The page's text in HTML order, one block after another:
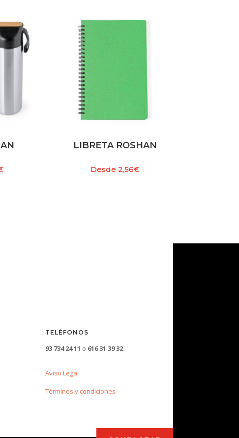
LIBRETA ROSHAN
Desde2,56€
TELÉFONOS
93 734 24 11 o 616 31 39 32
Aviso Legal
Términos y condiciones